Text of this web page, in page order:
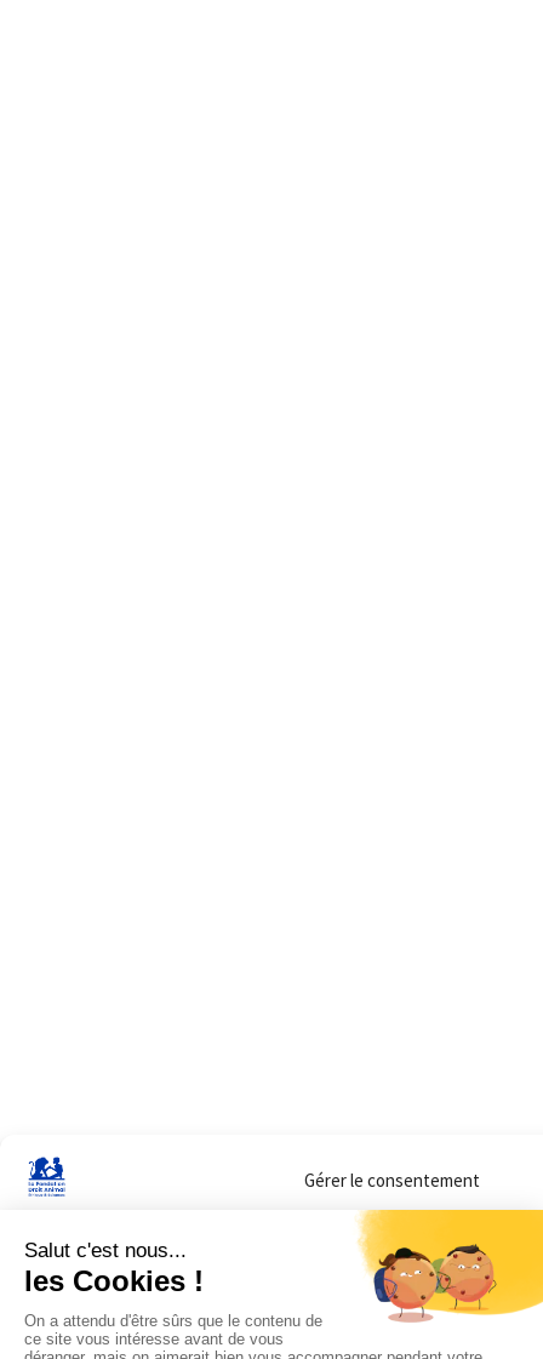
Gérer le consentement
Sur ce site, nous utilisons des cookies pour mesurer notre audience et vous
lorsque vous y consentez. Vous pouvez sélectionner ceux que vous autorisez
navigation.